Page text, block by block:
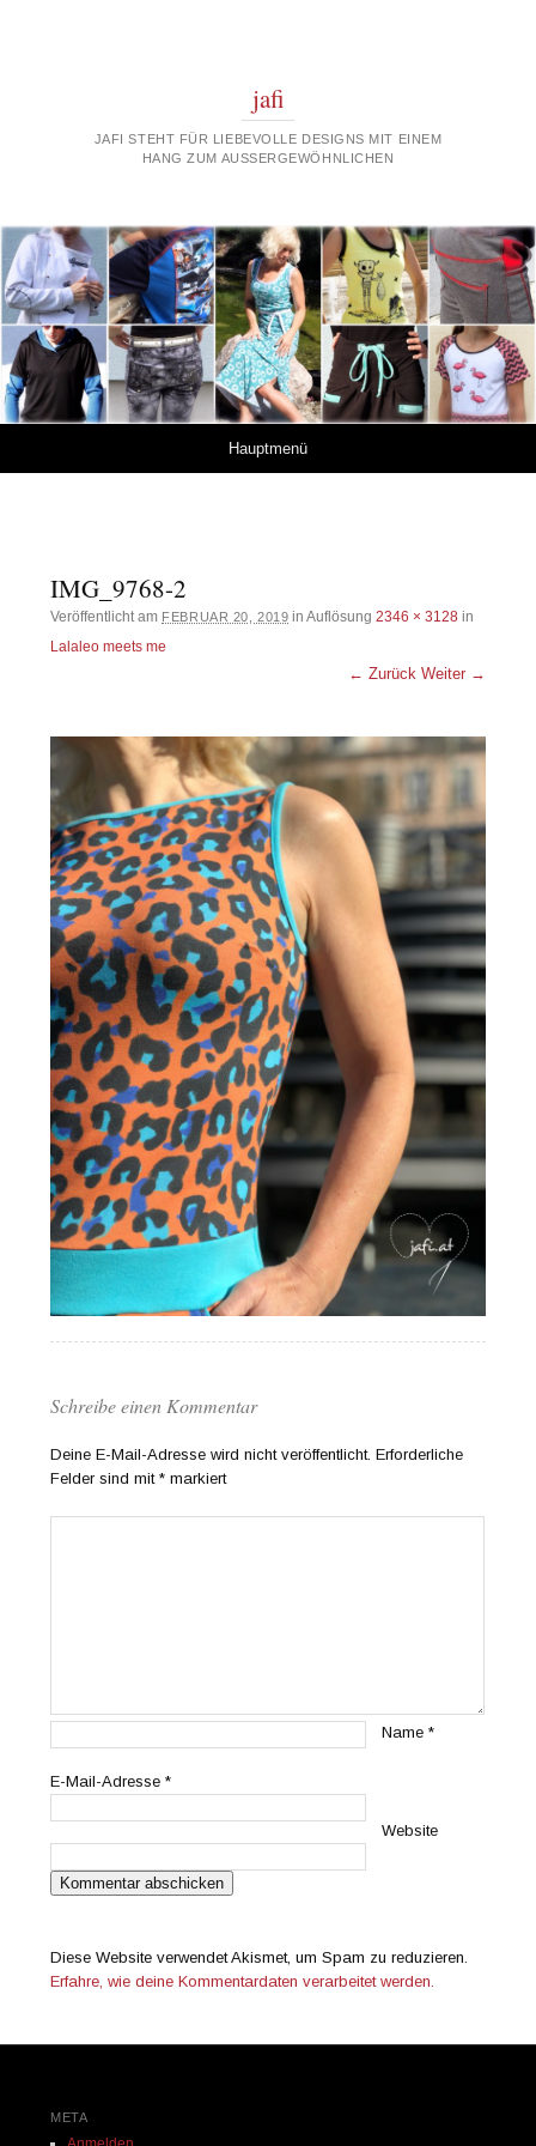
jafi
JAFI STEHT FÜR LIEBEVOLLE DESIGNS MIT EINEM
HANG ZUM AUSSERGEWÖHNLICHEN
Hauptmenü
IMG_9768-2
Veröffentlicht am FEBRUAR 20, 2019 in Auflösung2346 × 3128 in
Lalaleo meets me
← Zurück Weiter →
Schreibe einen Kommentar
Deine E-Mail-Adresse wird nicht veröffentlicht. Erforderliche
Felder sind mit* markiert
Name*
E-Mail-Adresse*
Website
Diese Website verwendet Akismet, um Spam zu reduzieren.
Erfahre, wie deine Kommentardaten verarbeitet werden.
META